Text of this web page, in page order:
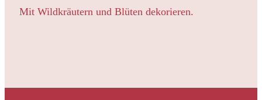
Mit Wildkräutern und Blüten dekorieren.